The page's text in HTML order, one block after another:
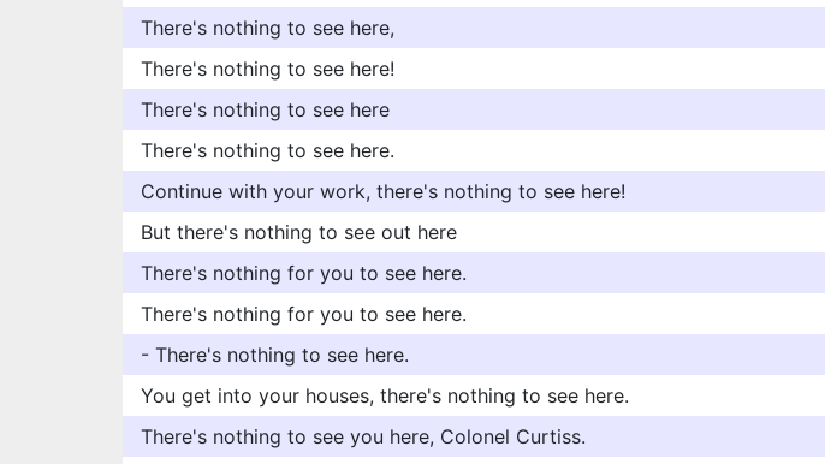
There's nothing to see here,
There's nothing to see here!
There's nothing to see here
There's nothing to see here.
Continue with your work, there's nothing to see here!
But there's nothing to see out here
There's nothing for you to see here.
There's nothing for you to see here.
- There's nothing to see here.
You get into your houses, there's nothing to see here.
There's nothing to see you here, Colonel Curtiss.